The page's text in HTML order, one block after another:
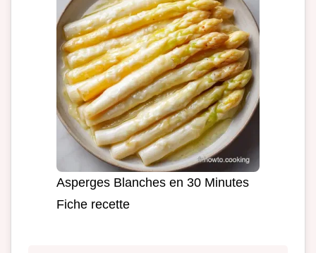
Asperges Blanches en 30 Minutes
Fiche recette